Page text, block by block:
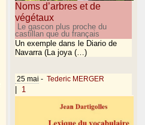
Noms d’arbres et de
végétaux
Le gascon plus proche du
castillan que du français
Un exemple dans le Diario de
Navarra (La joya (…)
25 mai - Tederic MERGER
1